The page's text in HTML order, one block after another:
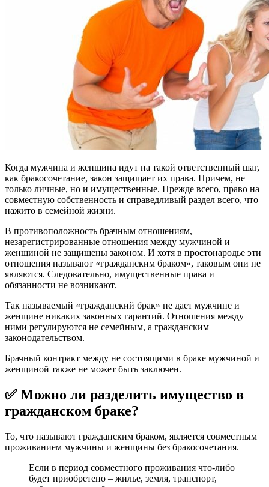
Когда мужчина и женщина идут на такой ответственный шаг,
как бракосочетание, закон защищает их права. Причем, не
только личные, но и имущественные. Прежде всего, право на
совместную собственность и справедливый раздел всего, что
нажито в семейной жизни.
В противоположность брачным отношениям,
незарегистрированные отношения между мужчиной и
женщиной не защищены законом. И хотя в простонародье эти
отношения называют «гражданским браком», таковым они не
являются. Следовательно, имущественные права и
обязанности не возникают.
Так называемый «гражданский брак» не дает мужчине и
женщине никаких законных гарантий. Отношения между
ними регулируются не семейным, а гражданским
законодательством.
Брачный контракт между не состоящими в браке мужчиной и
женщиной также не может быть заключен.
✅ Можно ли разделить имущество в
гражданском браке?
То, что называют гражданским браком, является совместным
проживанием мужчины и женщины без бракосочетания.
Если в период совместного проживания что-либо
будет приобретено – жилье, земля, транспорт,